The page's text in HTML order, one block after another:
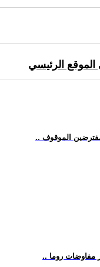
الرئيسي
الموقوف
مفاوضات روما